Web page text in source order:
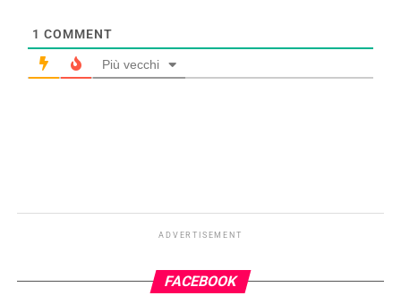
1 COMMENT
Più vecchi
ADVERTISEMENT
FACEBOOK